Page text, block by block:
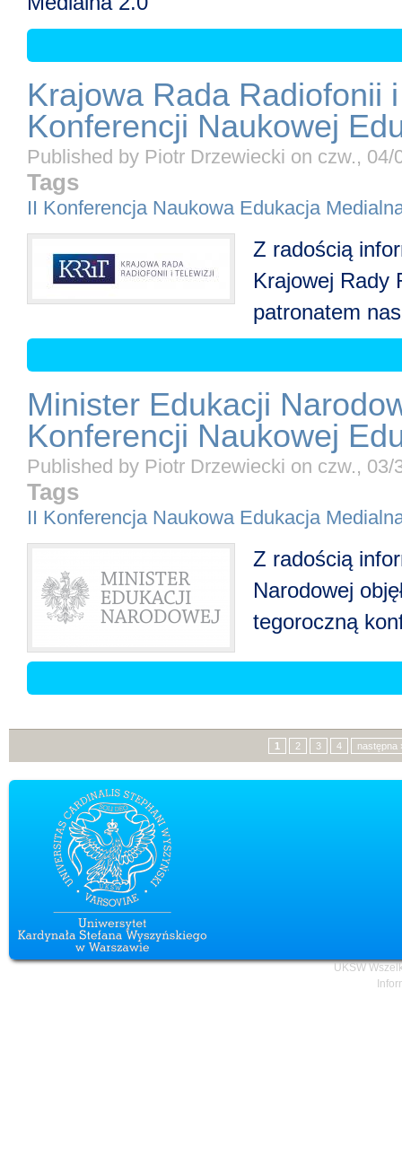
Krajowa Rada Radiofonii
Konferencji Naukowej
Published by Piotr Drzewiecki on czw., 04/
Tags
II Konferencja Naukowa Edukacja
Z radością
Krajowej Rady
patronatem
Minister Edukacji
Konferencji Naukowej
Published by Piotr Drzewiecki on czw., 03/
Tags
II Konferencja Naukowa Edukacja
Z radością
Narodowej
tegoroczną
1 2 3 4 następna
UKSW